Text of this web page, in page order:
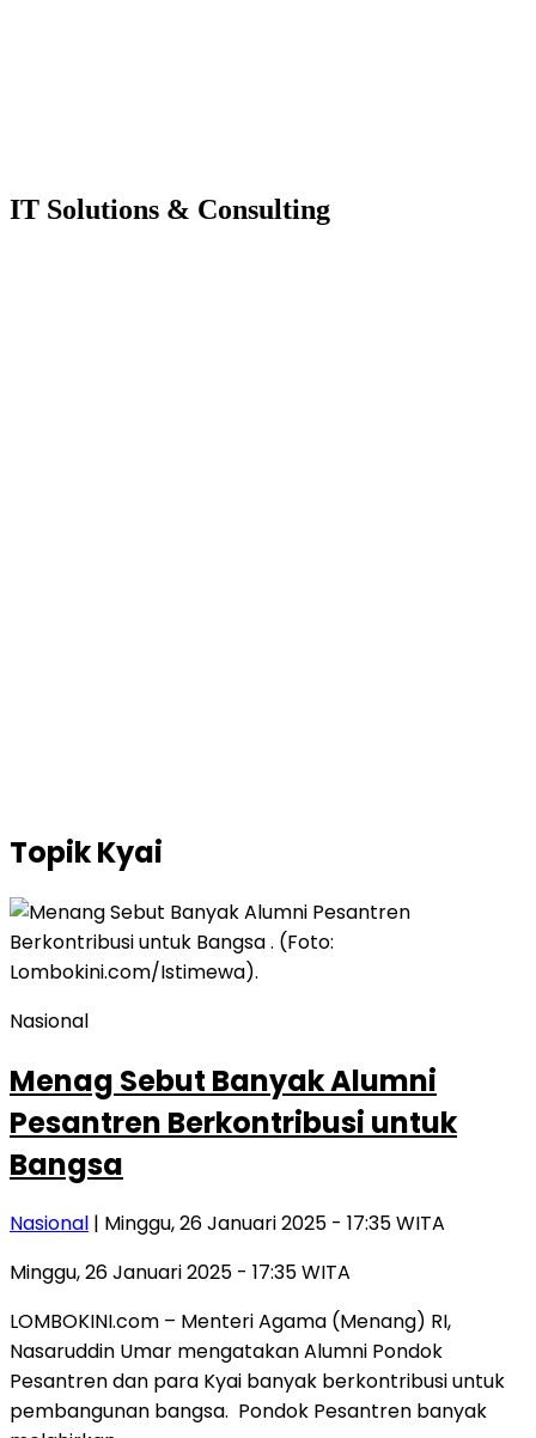
IT Solutions & Consulting
TopikKyai
Nasional
Menag Sebut Banyak Alumni
Pesantren Berkontribusi untuk
Bangsa
Nasional | Minggu, 26 Januari 2025 - 17:35 WITA
Minggu, 26 Januari 2025 - 17:35 WITA
LOMBOKINI.com – Menteri Agama (Menang) RI,
Nasaruddin Umar mengatakan Alumni Pondok
Pesantren dan para Kyai banyak berkontribusi untuk
pembangunan bangsa. Pondok Pesantren banyak